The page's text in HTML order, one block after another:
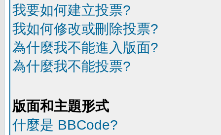
我要如何建立投票?
我如何修改或刪除投票?
為什麼我不能進入版面?
為什麼我不能投票?
版面和主題形式
什麼是 BBCode?